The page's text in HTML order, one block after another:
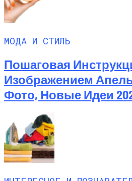
МОДА И СТИЛЬ
Пошаговая
Изображением
Фото, Новые Идеи